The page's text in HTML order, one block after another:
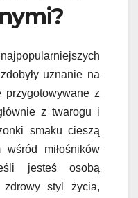
uznanie na
przygotowywane z
z twarogu i
smaku cieszą
miłośników
jesteś osobą
styl życia,